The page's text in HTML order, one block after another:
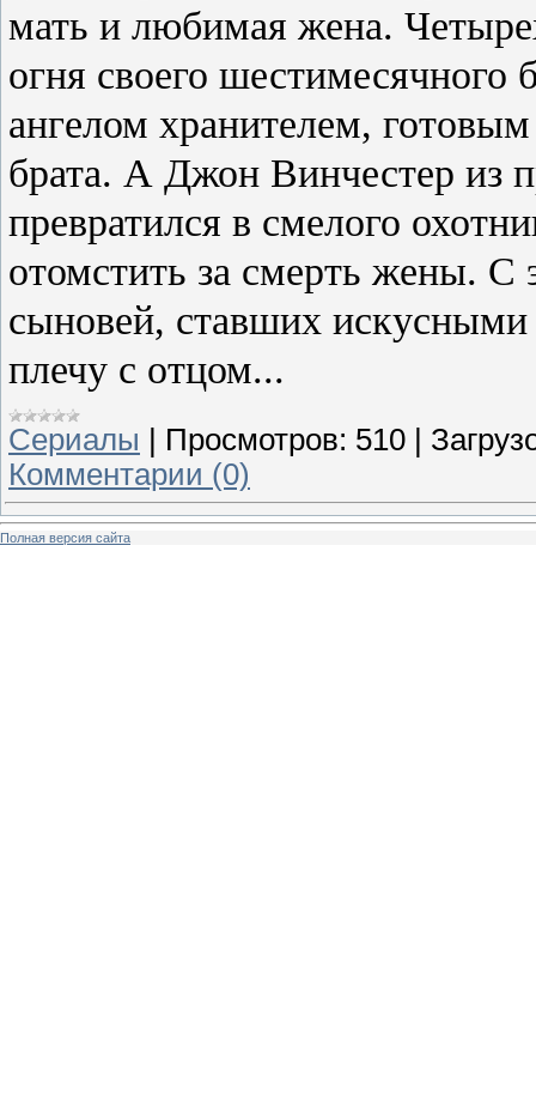
мать и любимая жена.
огня своего шестимесячного
ангелом хранителем,
брата. А Джон Винчестер из
превратился в смелого
отомстить за смерть жены.
сыновей, ставших
плечу с отцом...
Сериалы Просмотров: 510
Комментарии (0)
Полная версия сайта